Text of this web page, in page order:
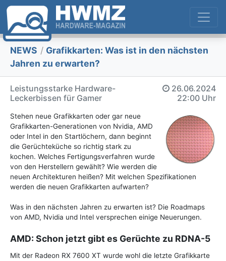
NEWS / Grafikkarten: Was ist in den nächsten
Jahren zu erwarten?
Leistungsstarke Hardware-
Leckerbissen für Gamer
26.06.2024
22:00 Uhr
Stehen neue Grafikkarten oder gar neue
Grafikkarten-Generationen von Nvidia, AMD
oder Intel in den Startlöchern, dann beginnt
die Gerüchteküche so richtig stark zu
kochen. Welches Fertigungsverfahren wurde
von den Herstellern gewählt? Wie werden die
neuen Architekturen heißen? Mit welchen Spezifikationen
werden die neuen Grafikkarten aufwarten?
Was in den nächsten Jahren zu erwarten ist? Die Roadmaps
von AMD, Nvidia und Intel versprechen einige Neuerungen.
AMD: Schon jetzt gibt es Gerüchte zu RDNA-5
Mit der Radeon RX 7600 XT wurde wohl die letzte Grafikkarte